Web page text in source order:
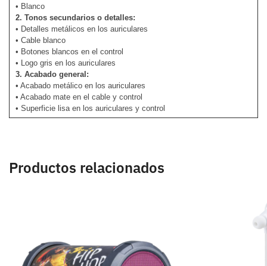
• Blanco
2. Tonos secundarios o detalles:
• Detalles metálicos en los auriculares
• Cable blanco
• Botones blancos en el control
• Logo gris en los auriculares
3. Acabado general:
• Acabado metálico en los auriculares
• Acabado mate en el cable y control
• Superficie lisa en los auriculares y control
Productos relacionados